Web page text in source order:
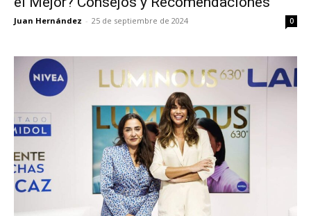
Juan Hernández - 25 de septiembre de 2024 0